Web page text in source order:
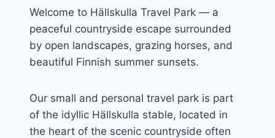
Welcome to Hällskulla Travel Park — a
peaceful countryside escape surrounded
by open landscapes, grazing horses, and
beautiful Finnish summer sunsets.
Our small and personal travel park is part
of the idyllic Hällskulla stable, located in
the heart of the scenic countryside often